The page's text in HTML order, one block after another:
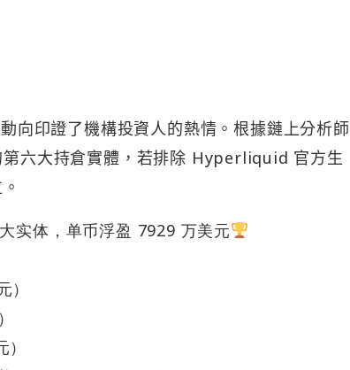
向印證了機構投資人的熱情。根據鏈上分析師
六大持倉實體，若排除 Hyperliquid 官方生
实体，单币浮盈 7929 万美元